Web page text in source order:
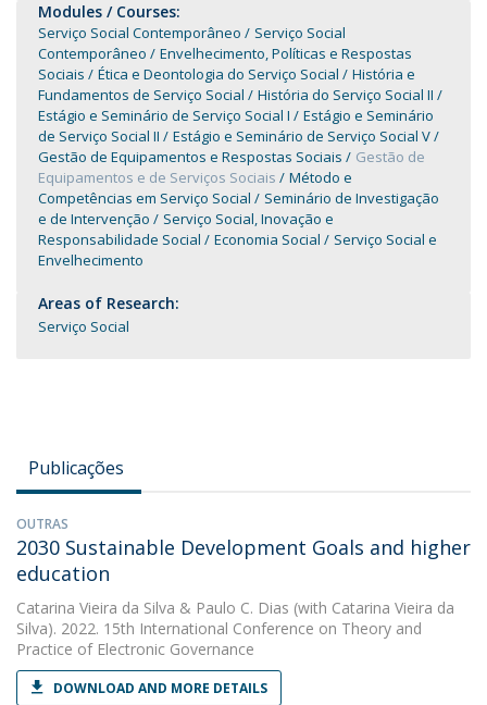
Modules / Courses:
Serviço Social Contemporâneo
Serviço Social
Contemporâneo
Envelhecimento, Políticas e Respostas
Sociais
Ética e Deontologia do Serviço Social
História e
Fundamentos de Serviço Social
História do Serviço Social II
Estágio e Seminário de Serviço Social I
Estágio e Seminário
de Serviço Social II
Estágio e Seminário de Serviço Social V
Gestão de Equipamentos e Respostas Sociais
Gestão de
Equipamentos e de Serviços Sociais
Método e
Competências em Serviço Social
Seminário de Investigação
e de Intervenção
Serviço Social, Inovação e
Responsabilidade Social
Economia Social
Serviço Social e
Envelhecimento
Areas of Research:
Serviço Social
Publicações
OUTRAS
2030 Sustainable Development Goals and higher
education
Catarina Vieira da Silva & Paulo C. Dias (with Catarina Vieira da
Silva). 2022. 15th International Conference on Theory and
Practice of Electronic Governance
DOWNLOAD AND MORE DETAILS